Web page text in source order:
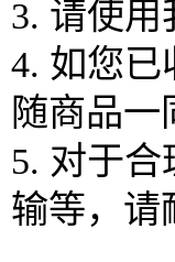
3. 请使
4. 如您已
随商品
5. 对于
输等，请